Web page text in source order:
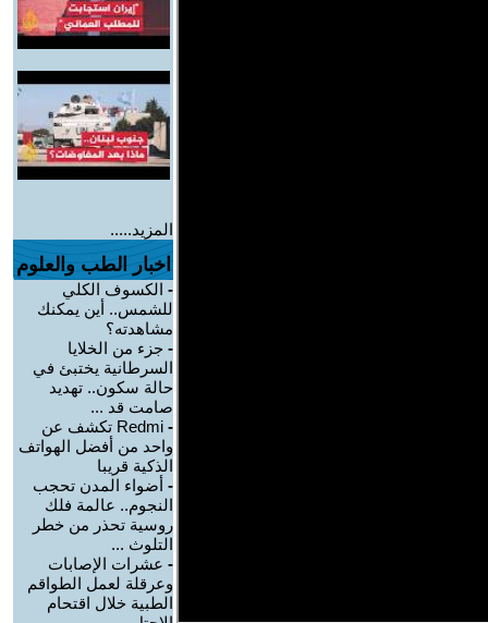
المزيد.....
اخبار الطب والعلوم
- الكسوف الكلي
للشمس.. أين يمكنك
مشاهدته؟
- جزء من الخلايا
السرطانية يختبئ في
حالة سكون.. تهديد
صامت قد ...
-
Redmi تكشف عن
واحد من أفضل الهواتف
الذكية قريبا
- أضواء المدن تحجب
النجوم.. عالمة فلك
روسية تحذر من خطر
التلوث ...
- عشرات الإصابات
وعرقلة لعمل الطواقم
الطبية خلال اقتحام